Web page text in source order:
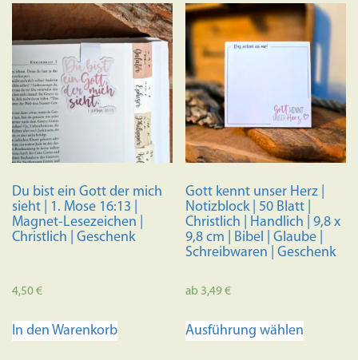
Du bist ein Gott der mich
sieht | 1. Mose 16:13 |
Magnet-Lesezeichen |
Christlich | Geschenk
4,50€
In den Warenkorb
Gott kennt unser Herz |
Notizblock | 50 Blatt |
Christlich | Handlich | 9,8 x
9,8 cm | Bibel | Glaube |
Schreibwaren | Geschenk
ab 3,49€
Ausführung wählen